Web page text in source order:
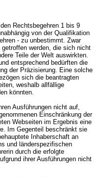
Rechtsbegehren 1 bis 9
von der Qualifikation
- zu unbestimmt. Zwar
werden, die sich nicht
Teile der Welt auswirkten.
entsprechend bedürften die
der Präzisierung. Eine solche
sich die beantragten
weshalb allfällige
könnten.
Ausführungen nicht auf,
Einschränkung der
Webseiten im Ergebnis eine
Im Gegenteil beschränkt sie
Inhaberschaft an
und länderspezifischen
durch die erfolgte
ihrer Ausführungen nicht